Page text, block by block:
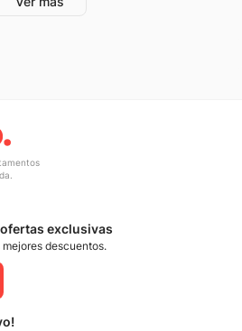
exclusivas
descuentos.